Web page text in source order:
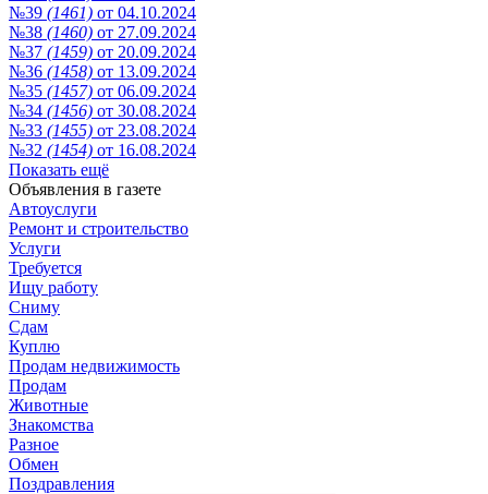
№39 (1461) от 04.10.2024
№38 (1460) от 27.09.2024
№37 (1459) от 20.09.2024
№36 (1458) от 13.09.2024
№35 (1457) от 06.09.2024
№34 (1456) от 30.08.2024
№33 (1455) от 23.08.2024
№32 (1454) от 16.08.2024
Показать ещё
Объявления в газете
Автоуслуги
Ремонт и строительство
Услуги
Требуется
Ищу работу
Сниму
Сдам
Куплю
Продам недвижимость
Продам
Животные
Знакомства
Разное
Обмен
Поздравления